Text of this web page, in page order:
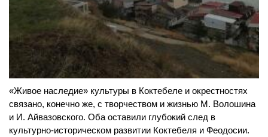
«Живое наследие» культуры в Коктебеле и окрестностях
связано, конечно же, с творчеством и жизнью М. Волошина
и И. Айвазовского. Оба оставили глубокий след в
культурно-историческом развитии Коктебеля и Феодосии.